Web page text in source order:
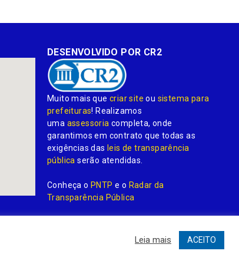
DESENVOLVIDO POR CR2
Muito mais quecriar site ou sistema para
prefeituras! Realizamos
uma assessoria completa, onde
garantimos em contrato que todas as
exigências dasleis de transparência
pública serão atendidas.
Conheça oPNTP e o Radar da
Transparência Pública
Leia mais ACEITO